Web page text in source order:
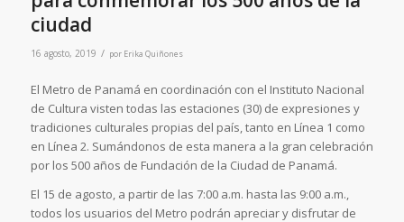
ciudad
16 agosto, 2019 / por Erika Quiñones
El Metro de Panamá en coordinación con el Instituto Nacional
de Cultura visten todas las estaciones (30) de expresiones y
tradiciones culturales propias del país, tanto en Línea 1 como
en Línea 2. Sumándonos de esta manera a la gran celebración
por los 500 años de Fundación de la Ciudad de Panamá.
El 15 de agosto, a partir de las 7:00 a.m. hasta las 9:00 a.m.,
todos los usuarios del Metro podrán apreciar y disfrutar de